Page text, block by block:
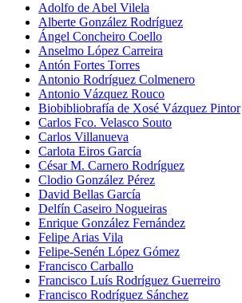
Adolfo de Abel Vilela
Alberte González Rodríguez
Ángel Concheiro Coello
Anselmo López Carreira
Antón Fortes Torres
Antonio Rodríguez Colmenero
Antonio Vázquez Rouco
Biobibliobrafía de Xosé Vázquez Pintor
Carlos Fco. Velasco Souto
Carlos Villanueva
Carlota Eiros García
César M. Carnero Rodríguez
Clodio González Pérez
David Bellas García
Delfín Caseiro Nogueiras
Enrique González Fernández
Felipe Arias Vila
Felipe-Senén López Gómez
Francisco Carballo
Francisco Luís Rodríguez Guerreiro
Francisco Rodríguez Sánchez